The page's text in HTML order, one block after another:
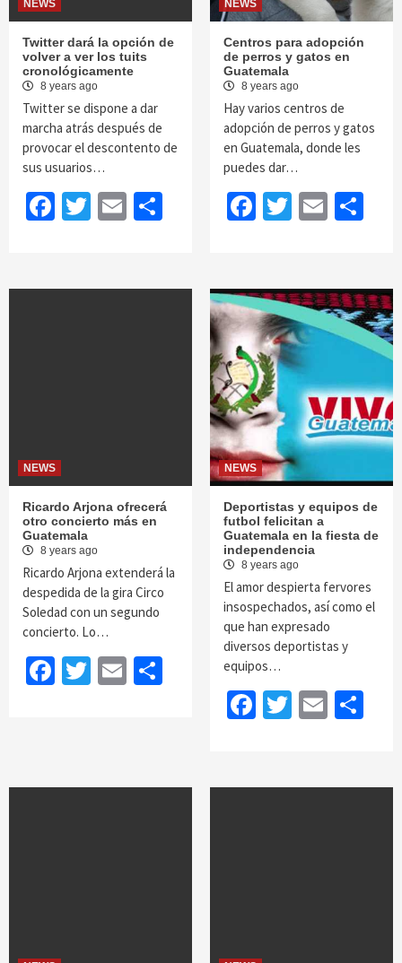
NEWS
Twitter dará la opción de
volver a ver los tuits
cronológicamente
8 years ago
Twitter se dispone a dar
marcha atrás después de
provocar el descontento de
sus usuarios…
Facebook
Twitter
EmailShare
NEWS
Centros para adopción
de perros y gatos en
Guatemala
8 years ago
Hay varios centros de
adopción de perros y gatos
en Guatemala, donde les
puedes dar…
Facebook
Twitter
Email
NEWS
Ricardo Arjona ofrecerá
otro concierto más en
Guatemala
8 years ago
Ricardo Arjona extenderá la
despedida de la gira Circo
Soledad con un segundo
concierto. Lo…
Facebook
Twitter
EmailShare
NEWS
Deportistas y equipos de
futbol felicitan a
Guatemala en la fiesta de
independencia
8 years ago
El amor despierta fervores
insospechados, así como el
que han expresado
diversos deportistas y
equipos…
Facebook
Twitter
Email